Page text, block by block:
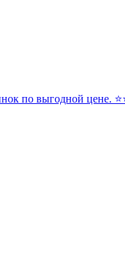
по выгодной цене.